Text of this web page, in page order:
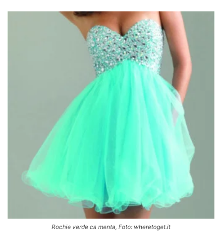
Rochie verde ca menta, Foto: wheretoget.it